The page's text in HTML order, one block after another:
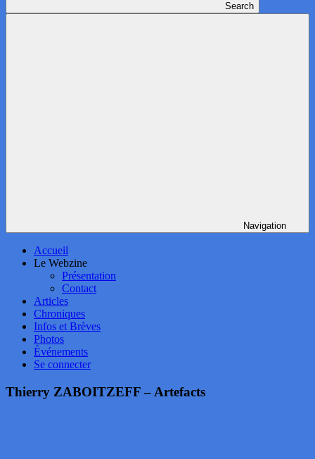
Search
Navigation
Accueil
Le Webzine
Présentation
Contact
Articles
Chroniques
Infos et Brèves
Photos
Événements
Se connecter
Thierry ZABOITZEFF – Artefacts